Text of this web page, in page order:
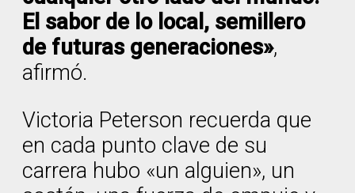
El sabor de lo local, semillero
de futuras generaciones»,
afirmó.
Victoria Peterson recuerda que
en cada punto clave de su
carrera hubo «un alguien», un